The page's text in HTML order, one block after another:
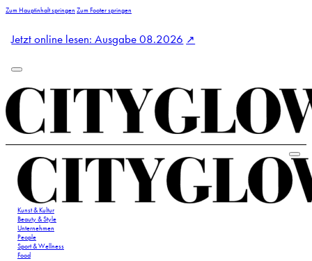
Zum Hauptinhalt springen Zum Footer springen
Jetzt online lesen: Ausgabe 08.2026
Kunst & Kultur
Beauty & Style
Unternehmen
People
Sport & Wellness
Food